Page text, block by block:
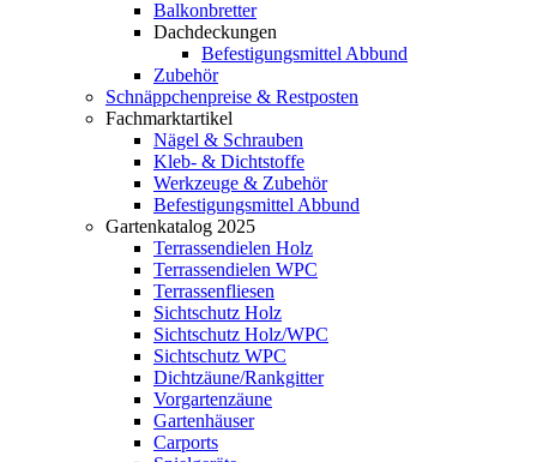
Balkonbretter
Dachdeckungen
Befestigungsmittel Abbund
Zubehör
Schnäppchenpreise & Restposten
Fachmarktartikel
Nägel & Schrauben
Kleb- & Dichtstoffe
Werkzeuge & Zubehör
Befestigungsmittel Abbund
Gartenkatalog 2025
Terrassendielen Holz
Terrassendielen WPC
Terrassenfliesen
Sichtschutz Holz
Sichtschutz Holz/WPC
Sichtschutz WPC
Dichtzäune/Rankgitter
Vorgartenzäune
Gartenhäuser
Carports